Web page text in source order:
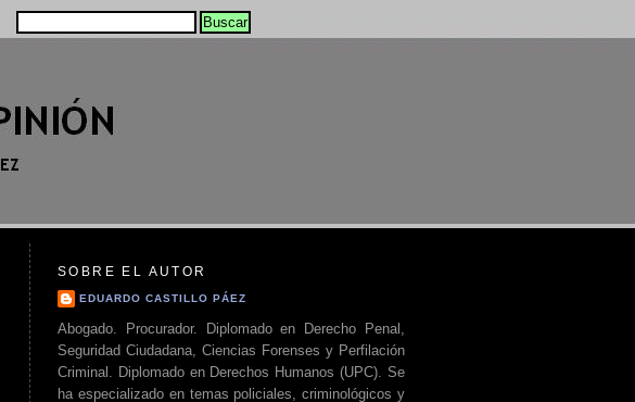
SOBRE EL AUTOR
EDUARDO CASTILLO PÁEZ
Abogado. Procurador. Diplomado en Derecho Penal,
Seguridad Ciudadana, Ciencias Forenses y Perfilación
Criminal. Diplomado en Derechos Humanos (UPC). Se
ha especializado en temas policiales, criminológicos y